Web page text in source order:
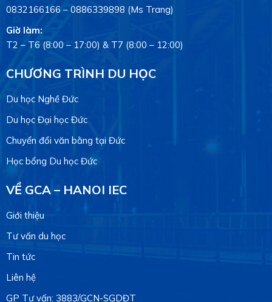
0832166166 –0886339898 (Ms Trang)
Giờ làm:
T2 – T6 (8:00 – 17:00) & T7 (8:00 – 12:00)
CHƯƠNG TRÌNH DU HỌC
Du học Nghề Đức
Du học Đại học Đức
Chuyển đổi văn bằng tại Đức
Học bổng Du học Đức
VỀ GCA – HANOI IEC
Giới thiệu
Tư vấn du học
Tin tức
Liên hệ
GP Tư vấn: 3883/GCN-SGDĐT